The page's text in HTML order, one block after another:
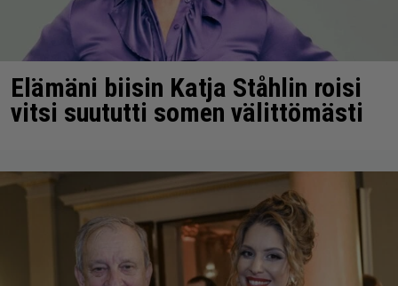
Elämäni biisin Katja Ståhlin roisi
vitsi suututti somen välittömästi